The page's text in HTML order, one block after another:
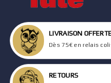
LIVRAISON
Dès 75€ en relais
RETOURS